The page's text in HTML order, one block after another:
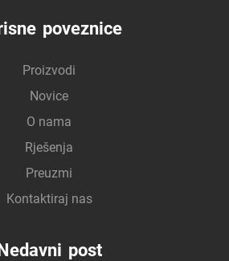
poveznice
Proizvodi
Novice
O nama
Rješenja
Preuzmi
Kontaktiraj nas
post